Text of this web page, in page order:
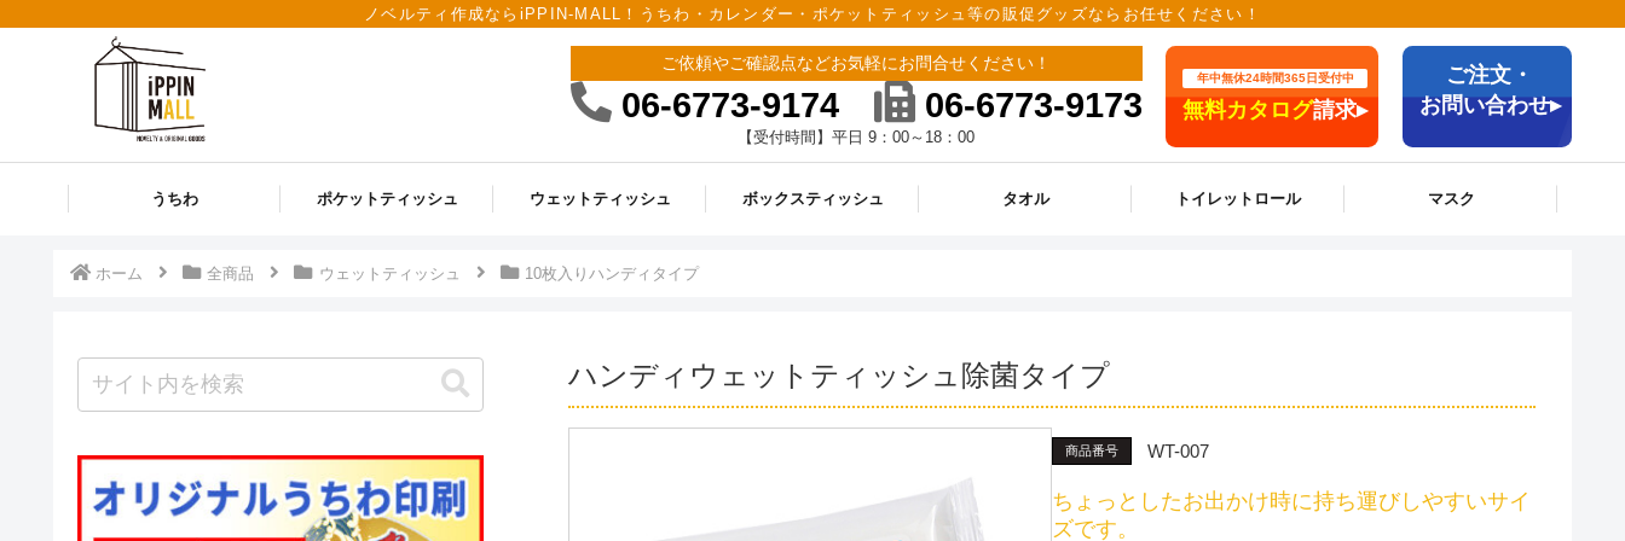
ノベルティ作成ならiPPIN-MALL！うちわ・カレンダー・ポケットティッシュ等の販促グッズならお任せください！
ご依頼やご確認点などお気軽にお問合せください！
06-6773-9174 06-6773-9173
【受付時間】平日 9：00～18：00
年中無休24時間365日受付中
無料カタログ請求▸
ご注文・
お問い合わせ▸
うちわ ポケットティッシュ ウェットティッシュ ボックスティッシュ タオル トイレットロール マスク
ホーム 全商品 ウェットティッシュ 10枚入りハンディタイプ
ハンディウェットティッシュ除菌タイプ
商品番号 WT-007
ちょっとしたお出かけ時に持ち運びしやすいサイ
ズです。